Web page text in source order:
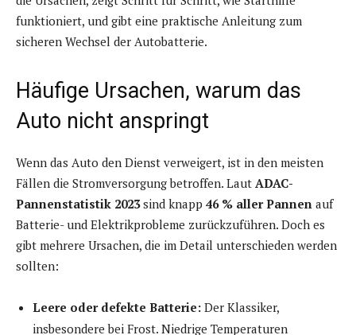
funktioniert, und gibt eine praktische Anleitung zum
sicheren Wechsel der Autobatterie.
Häufige Ursachen, warum das
Auto nicht anspringt
Wenn das Auto den Dienst verweigert, ist in den meisten
Fällen die Stromversorgung betroffen. Laut ADAC-
Pannenstatistik 2023sind knapp 46 % aller Pannen auf
Batterie- und Elektrikprobleme zurückzuführen. Doch es
gibt mehrere Ursachen, die im Detail unterschieden werden
sollten:
Leere oder defekte Batterie: Der Klassiker,
insbesondere bei Frost. Niedrige Temperaturen